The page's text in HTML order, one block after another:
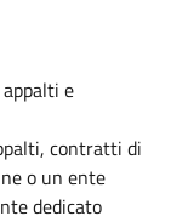
contratti di
o un ente
dedicato